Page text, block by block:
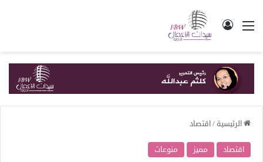
القائمة تسجيل الدخول
الرئيسية/اقتصاد
اقتصاد مميز منوعات